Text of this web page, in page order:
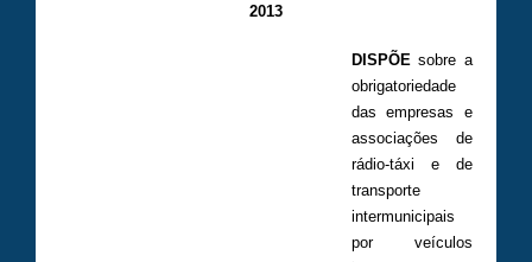
2013
DISPÕEsobre a
obrigatoriedade
das empresas e
associações de
rádio-táxi e de
transporte
intermunicipais
por veículos